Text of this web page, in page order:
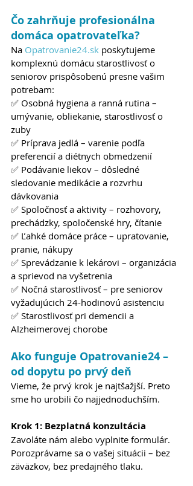
Čo zahrňuje profesionálna
domáca opatrovateľka?
Na Opatrovanie24.sk poskytujeme
komplexnú domácu starostlivosť o
seniorov prispôsobenú presne vašim
potrebam:
✅ Osobná hygiena a ranná rutina –
umývanie, obliekanie, starostlivosť o
zuby
✅ Príprava jedlá – varenie podľa
preferencií a diétnych obmedzenií
✅ Podávanie liekov – dôsledné
sledovanie medikácie a rozvrhu
dávkovania
✅ Spoločnosť a aktivity – rozhovory,
prechádzky, spoločenské hry, čítanie
✅ Ľahké domáce práce – upratovanie,
pranie, nákupy
✅ Sprevádzanie k lekárovi – organizácia
a sprievod na vyšetrenia
✅ Nočná starostlivosť – pre seniorov
vyžadujúcich 24-hodinovú asistenciu
✅ Starostlivosť pri demencii a
Alzheimerovej chorobe
Ako funguje Opatrovanie24 –
od dopytu po prvý deň
Vieme, že prvý krok je najtšažjší. Preto
sme ho urobili čo najjednoduchším.
Krok 1: Bezplatná konzultácia
Zavoláte nám alebo vyplnite formulár.
Porozprávame sa o vašej situácii – bez
zäväzkov, bez predajného tlaku.